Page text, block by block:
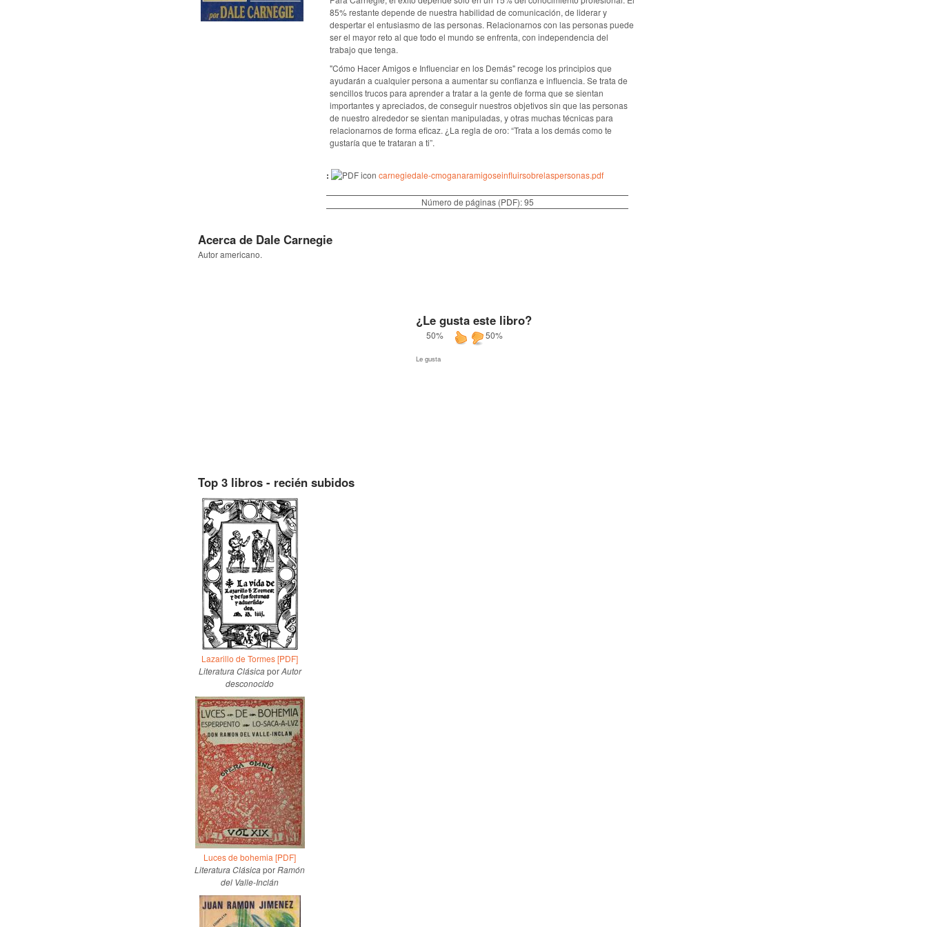
85% restante depende de nuestra habilidad de comunicación, de liderar y
despertar el entusiasmo de las personas. Relacionarnos con las personas puede
ser el mayor reto al que todo el mundo se enfrenta, con independencia del
trabajo que tenga.
"Cómo Hacer Amigos e Influenciar en los Demás" recoge los principios que
ayudarán a cualquier persona a aumentar su confianza e influencia. Se trata de
sencillos trucos para aprender a tratar a la gente de forma que se sientan
importantes y apreciados, de conseguir nuestros objetivos sin que las personas
de nuestro alrededor se sientan manipuladas, y otras muchas técnicas para
relacionarnos de forma eficaz. ¿La regla de oro: “Trata a los demás como te
gustaría que te trataran a ti”.
: carnegiedale-cmoganaramigoseinfluirsobrelaspersonas.pdf
Número de páginas (PDF):95
Acerca de Dale Carnegie
Autor americano.
Top 3 libros - recién subidos
Lazarillo de Tormes [PDF]
Literatura Clásica por Autor
desconocido
Luces de bohemia [PDF]
Literatura ClásicaporRamón
del Valle-Inclán
¿Le gusta este libro?
50% 50%
Le gusta